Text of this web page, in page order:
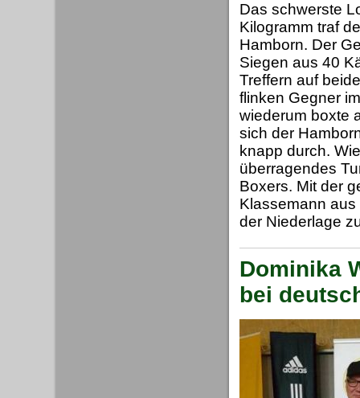
Das schwerste
Kilogramm traf
Hamborn. Der
Siegen aus 40
Treffern auf
flinken Gegner
wiederum boxte
sich der
knapp durch.
überragendes
Boxers. Mit der
Klassemann
der Niederlage
Dominika
bei